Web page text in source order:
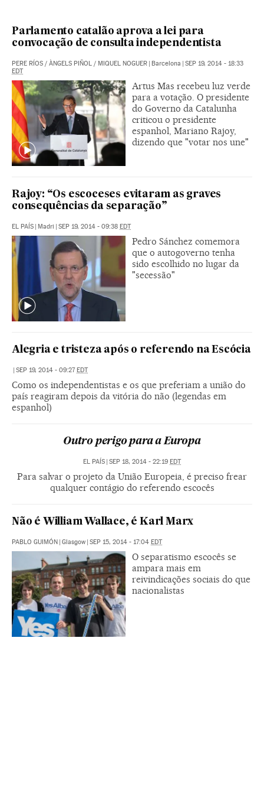
Parlamento catalão aprova a lei para
convocação de consulta independentista
PERE RÍOS / ÀNGELS PIÑOL / MIQUEL NOGUER | Barcelona | SEP 19, 2014 - 18:33
EDT
Artus Mas recebeu luz verde
para a votação. O presidente
do Governo da Catalunha
criticou o presidente
espanhol, Mariano Rajoy,
dizendo que "votar nos une"
Rajoy: “Os escoceses evitaram as graves
consequências da separação”
EL PAÍS | Madri | SEP 19, 2014 - 09:38 EDT
Pedro Sánchez comemora
que o autogoverno tenha
sido escolhido no lugar da
"secessão"
Alegria e tristeza após o referendo na Escócia
| SEP 19, 2014 - 09:27EDT
Como os independentistas e os que preferiam a união do
país reagiram depois da vitória do não (legendas em
espanhol)
Outro perigo para a Europa
EL PAÍS | SEP 18, 2014 - 22:19 EDT
Para salvar o projeto da União Europeia, é preciso frear
qualquer contágio do referendo escocês
Não é William Wallace, é Karl Marx
PABLO GUIMÓN | Glasgow | SEP 15, 2014 - 17:04 EDT
O separatismo escocês se
ampara mais em
reivindicações sociais do que
nacionalistas